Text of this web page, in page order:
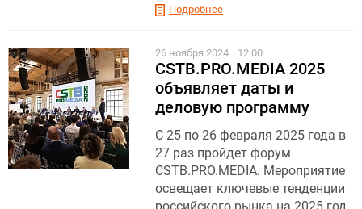
Подробнее
26 ноября 2024 12:00
CSTB.PRO.MEDIA 2025
объявляет даты и
деловую программу
С 25 по 26 февраля 2025 года в
27 раз пройдет форум
CSTB.PRO.MEDIA. Мероприятие
освещает ключевые тенденции